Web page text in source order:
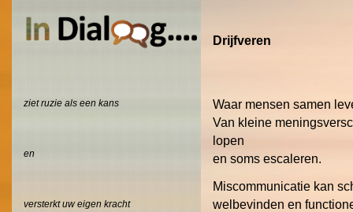
ziet ruzie als een kans
en
versterkt uw eigen kracht
Drijfveren
Waar mensen samen
Van kleine
lopen
en soms escaleren.
Miscommunicatie kan
welbevinden en